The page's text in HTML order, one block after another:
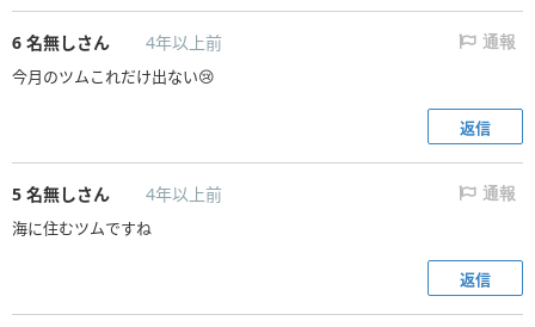
6 名無しさん 4年以上前 通報
今月のツムこれだけ出ない😢
返信
5 名無しさん 4年以上前 通報
海に住むツムですね
返信